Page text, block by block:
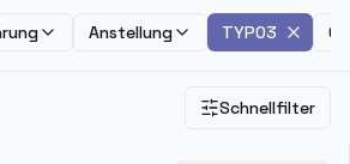
Anstellung TYPO3
Schnellfilter